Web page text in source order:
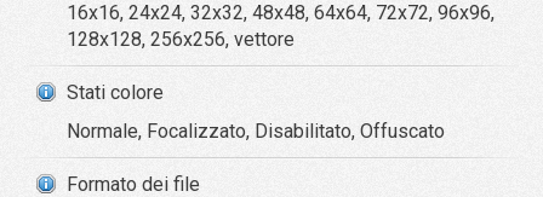
16x16, 24x24, 32x32, 48x48, 64x64, 72x72, 96x96,
128x128, 256x256, vettore
Stati colore
Normale, Focalizzato, Disabilitato, Offuscato
Formato dei file